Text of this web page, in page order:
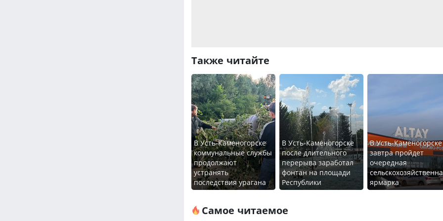
Также читайте
В Усть-Каменогорске
коммунальные службы
продолжают
устранять
последствия урагана
В Усть-Каменогорске
после длительного
перерыва заработал
фонтан на площади
Республики
В Усть-Каменогорске
завтра пройдет
очередная
ярмарка
Самое читаемое